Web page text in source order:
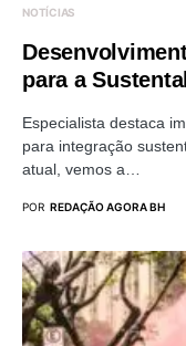
NOTÍCIAS
para a
Especialista destaca
para integração
atual, vemos a…
POR REDAÇÃO AGORA BH